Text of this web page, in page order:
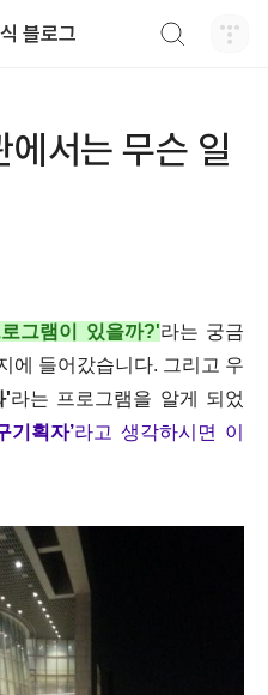
블로그
서는 무슨 일
그램이 있을까?'라는 궁금
에 들어갔습니다. 그리고 우
'라는 프로그램을 알게 되었
기획자’라고 생각하시면 이